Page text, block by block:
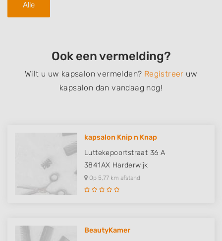
Alle
Ook een vermelding?
Wilt u uw kapsalon vermelden? Registreer uw
kapsalon dan vandaag nog!
kapsalon Knip n Knap
Luttekepoortstraat 36 A
3841AX Harderwijk
Op 5,77 km afstand
BeautyKamer